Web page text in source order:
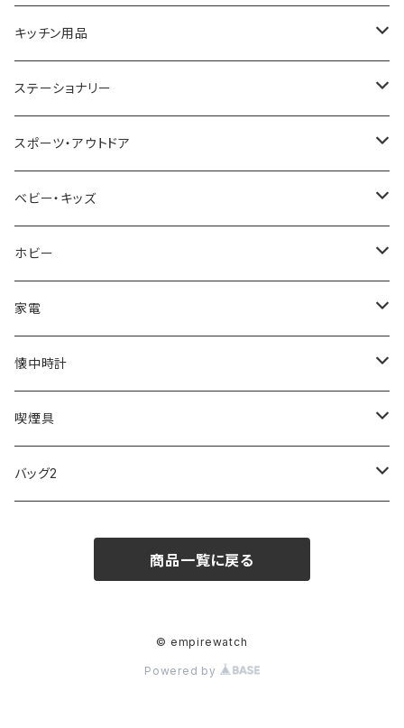
CACTUS
TIMEX
NIXON
AVALANCHE
ORIENT
ZEPPELIN
SKAGEN
FOOTBALL WATCHES
ARCA FUTURA
NO BRAND
ARNOLD PALMER
MICHAEL KORS
DIESEL
ALV
Merge
ETTINGER
COACH
BVLGARI
VANQUISH
POLICE
PAUL HEWITT
22designstudio
BOTTEGA VENETA
EMPORIO ARMANI
CALVIN KLEIN
DANIEL WELLINGTON
SWAROVSKI
VIVIENNE WESTWOOD
NIKE
DUNHILL
NEWYORKER
OROBIANCO
Ellese
COLEMAN
MONTBLANC
Fashion Accessory Cllection
ISLAND
United HOMME
RODANIA
BEAMZSQUARE
BLAZER CLUB
ANDY HAWARD
G GUSTO
GULLWING
LESPORTSAC
PRADA
CRYSTOCRAFT
SEIKO
CITIZEN
BRAUN
RHYTHM
BLOSSOM
MONDAINE
MAWA
その他
キッチン用品
I'mD
Helios
VALENTINO VISCANI
ステーショナリー
LAMY
WATERMAN
PARKER
PELIKAN
CROSS
MONTBLANC
SWAROVSKI
スポーツ・アウトドア
Trangia
Barebones
FEUERHAND
CASIO
ベビー・キッズ
ふわりぃ
ERGO BABY
ホビー
その他
AMOS
OMMIX
COACH
家電
CREATE
TORAY
OMRON
SPICE OF LIFE
懐中時計
MONDAINE
喫煙具
ZIPPO
TSUBOTA PEARL
バッグ2
商品一覧に戻る
© empirewatch
Powered by